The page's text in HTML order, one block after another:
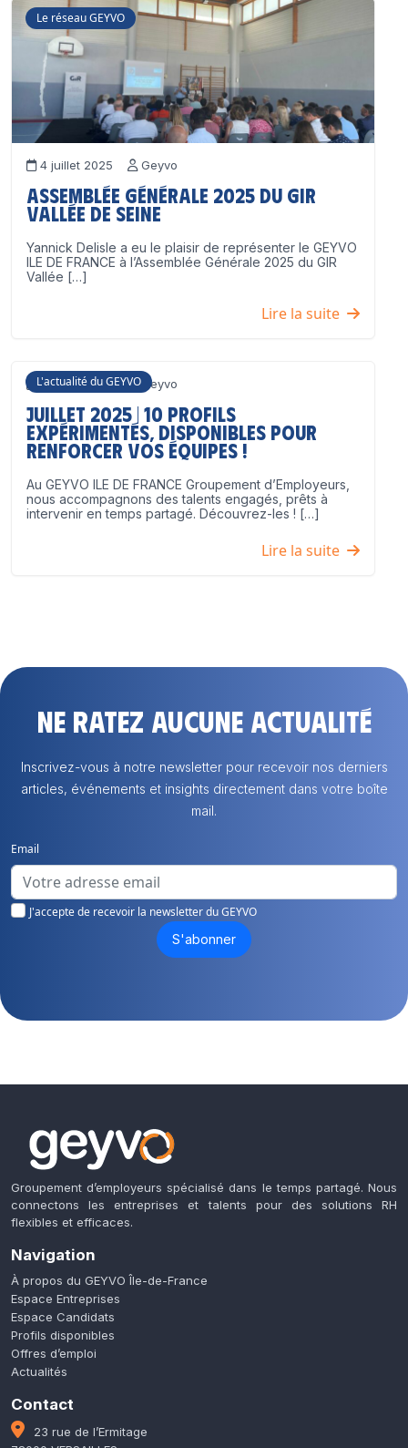
Le réseau GEYVO
4 juillet 2025 Geyvo
Assemblée Générale 2025 du GIR
Vallée de Seine
Yannick Delisle a eu le plaisir de représenter le GEYVO
ILE DE FRANCE à l’Assemblée Générale 2025 du GIR
Vallée […]
Lire la suite
L'actualité du GEYVO
3 juillet 2025 Geyvo
Juillet 2025 | 10 profils
expérimentés, disponibles pour
renforcer vos équipes !
Au GEYVO ILE DE FRANCE Groupement d’Employeurs,
nous accompagnons des talents engagés, prêts à
intervenir en temps partagé. Découvrez-les ! […]
Lire la suite
Ne ratez aucune actualité
Inscrivez-vous à notre newsletter pour recevoir nos derniers
articles, événements et insights directement dans votre boîte
mail.
Email
J'accepte de recevoir la newsletter du GEYVO
S'abonner
Groupement d’employeurs spécialisé dans le temps partagé. Nous
connectons les entreprises et talents pour des solutions RH
flexibles et efficaces.
Navigation
À propos du GEYVO Île-de-France
Espace Entreprises
Espace Candidats
Profils disponibles
Offres d’emploi
Actualités
Contact
23 rue de l’Ermitage